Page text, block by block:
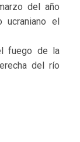
del año
el
fuego de la
del río